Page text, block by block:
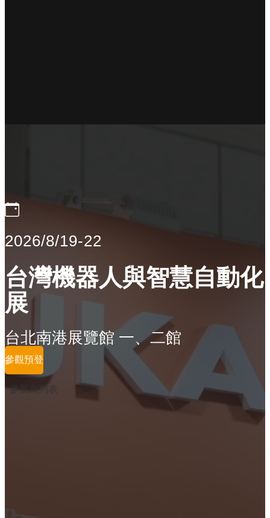
2026/8/19-22
台灣機器人與智慧自動化
展
台北南港展覽館 一、二館
參觀預登
參展商列表